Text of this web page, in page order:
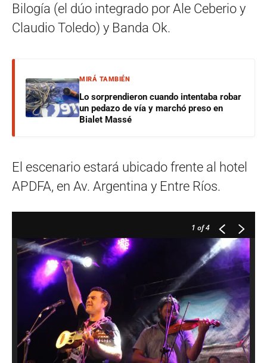
Bilogía (el dúo integrado por Ale Ceberio y
Claudio Toledo) y Banda Ok.
MIRÁ TAMBIÉN
Lo sorprendieron cuando intentaba robar
un pedazo de vía y marchó preso en
Bialet Massé
El escenario estará ubicado frente al hotel
APDFA, en Av. Argentina y Entre Ríos.
1 of 4